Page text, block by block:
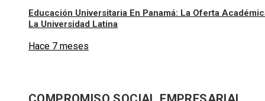
Educación Universitaria En Panamá: La Oferta
La Universidad Latina
Hace 7 meses